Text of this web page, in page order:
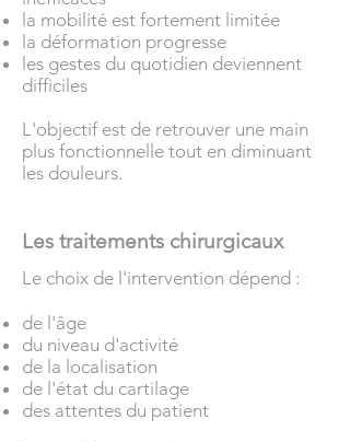
la mobilité est fortement limitée
la déformation progresse
les gestes du quotidien deviennent
difficiles
L'objectif est de retrouver une main
plus fonctionnelle tout en diminuant
les douleurs.
Les traitements chirurgicaux
Le choix de l'intervention dépend :
de l'âge
du niveau d'activité
de la localisation
de l'état du cartilage
des attentes du patient